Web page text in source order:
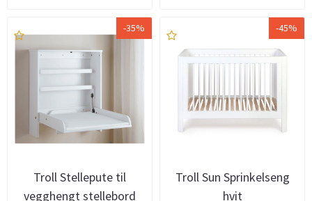
-35%
Troll Stellepute til
vegghengt stellebord
-45%
Troll Sun Sprinkelseng
hvit